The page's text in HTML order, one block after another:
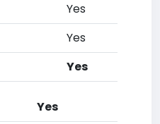
Yes
Yes
Yes
Yes